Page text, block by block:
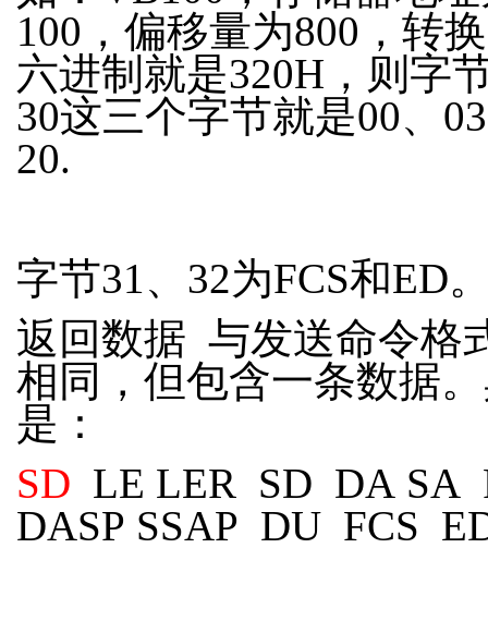
100，偏移量为800，转
六进制就是320H，则字
30这三个字节就是00、
20.
字节31、32为FCS和ED
返回数据 与发送命令格
相同，但包含一条数据
是：
SD LE LER SD DA SA
DASP SSAP DU FCS